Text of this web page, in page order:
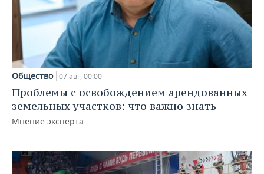
Общество 07 авг, 00:00
Проблемы с освобождением арендованных
земельных участков: что важно знать
Мнение эксперта